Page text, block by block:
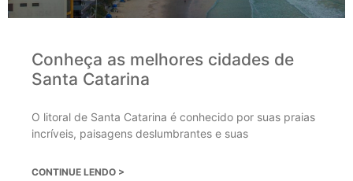
Conheça as melhores cidades de
Santa Catarina
O litoral de Santa Catarina é conhecido por suas praias
incríveis, paisagens deslumbrantes e suas
CONTINUE LENDO >